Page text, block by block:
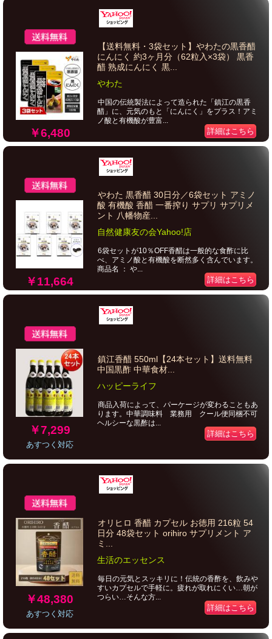
￥6,480
【送料無料・3袋セット】やわたの黒香醋
にんにく 約3ヶ月分（62粒入×3袋） 黒香
醋 熟成にんにく 黒...
やわた
中国の伝統製法によって造られた「鎮江の黒香
醋」に、元気のもと「にんにく」をプラス！アミ
ノ酸と有機酸が豊富...
詳細はこちら
￥11,664
やわた 黒香醋 30日分／6袋セット アミノ
酸 有機酸 香醋 一番搾り サプリ サプリメ
ント 八幡物産...
自然健康友の会Yahoo!店
6袋セットが10％OFF香醋は一般的な食酢に比
べ、アミノ酸と有機酸を断然多く含んでいます。
商品名 ： や...
詳細はこちら
￥7,299
あすつく対応
鎮江香醋 550ml【24本セット】送料無料
中国黒酢 中華食材...
ハッピーライフ
商品入荷によって、パーケージが変わることもあ
ります。中華調味料 業務用 クール便同梱不可
ヘルシーな黒酢は...
詳細はこちら
￥48,380
あすつく対応
オリヒロ 香醋 カプセル お徳用 216粒 54
日分 48袋セット orihiro サプリメント ア
ミ...
生活のエッセンス
毎日の元気とスッキリに！伝統の香酢を、飲みや
すいカプセルで手軽に。疲れが取れにくい…朝が
つらい…そんな方...
詳細はこちら